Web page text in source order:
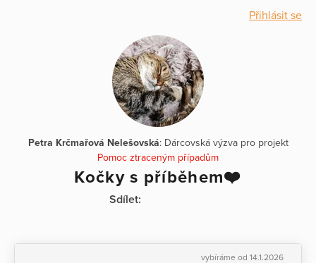
Přihlásit se
Petra Krčmařová Nelešovská: Dárcovská výzva pro projekt
Pomoc ztraceným případům
Kočky s příběhem❤️
Sdílet:
vybíráme od 14.1.2026